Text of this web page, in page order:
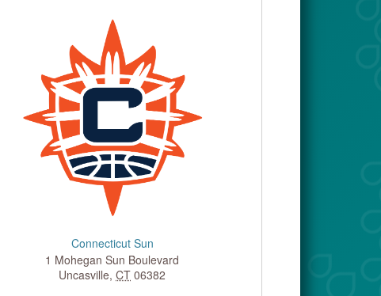
Connecticut Sun
1 Mohegan Sun Boulevard
Uncasville, CT 06382